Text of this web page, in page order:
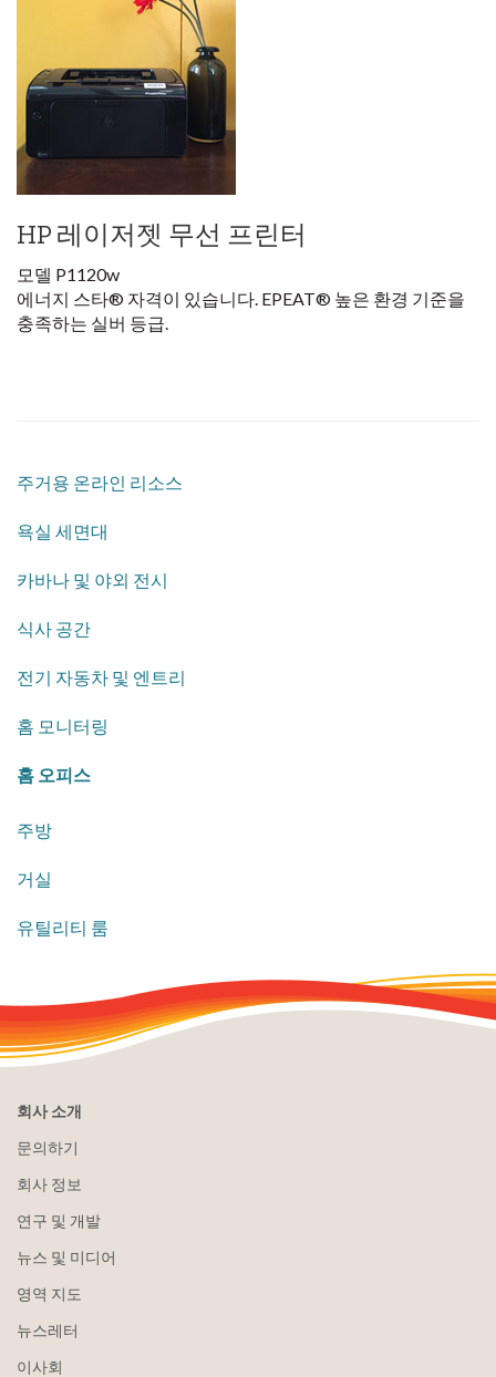
HP 레이저젯 무선 프린터
모델 P1120w
에너지 스타® 자격이 있습니다. EPEAT® 높은 환경 기준을
충족하는 실버 등급.
주거용 온라인 리소스
욕실 세면대
카바나 및 야외 전시
식사 공간
전기 자동차 및 엔트리
홈 모니터링
홈 오피스
주방
거실
유틸리티 룸
회사 소개
문의하기
회사 정보
연구 및 개발
뉴스 및 미디어
영역 지도
뉴스레터
이사회